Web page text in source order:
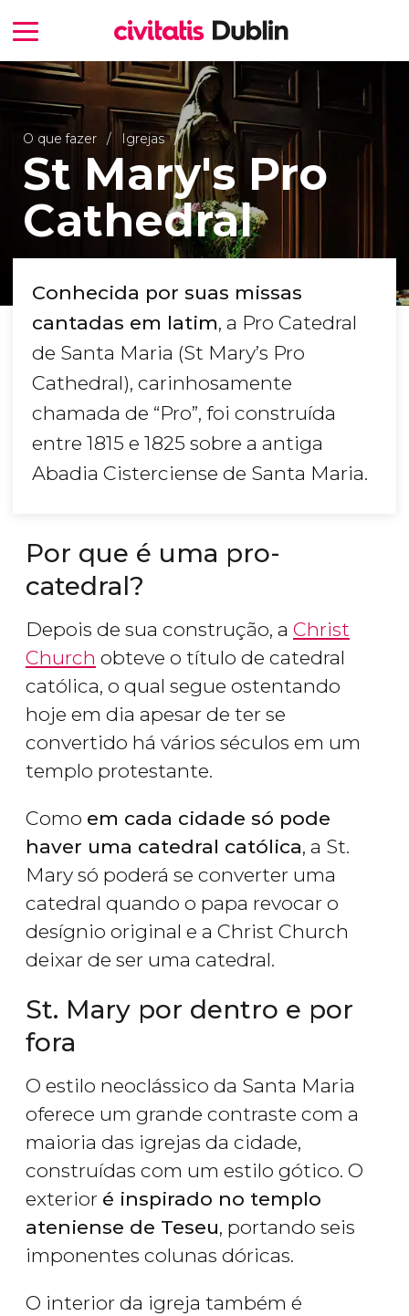
O que fazer Igrejas
St Mary's Pro
Cathedral
Conhecida por suas missas
cantadas em latim, a Pro Catedral
de Santa Maria (St Mary’s Pro
Cathedral), carinhosamente
chamada de “Pro”, foi construída
entre 1815 e 1825 sobre a antiga
Abadia Cisterciense de Santa Maria.
Por que é uma pro-
catedral?
Depois de sua construção, a Christ
Church obteve o título de catedral
católica, o qual segue ostentando
hoje em dia apesar de ter se
convertido há vários séculos em um
templo protestante.
Como em cada cidade só pode
haver uma catedral católica, a St.
Mary só poderá se converter uma
catedral quando o papa revocar o
desígnio original e a Christ Church
deixar de ser uma catedral.
St. Mary por dentro e por
fora
O estilo neoclássico da Santa Maria
oferece um grande contraste com a
maioria das igrejas da cidade,
construídas com um estilo gótico. O
exterior é inspirado no templo
ateniense de Teseu, portando seis
imponentes colunas dóricas.
O interior da igreja também é